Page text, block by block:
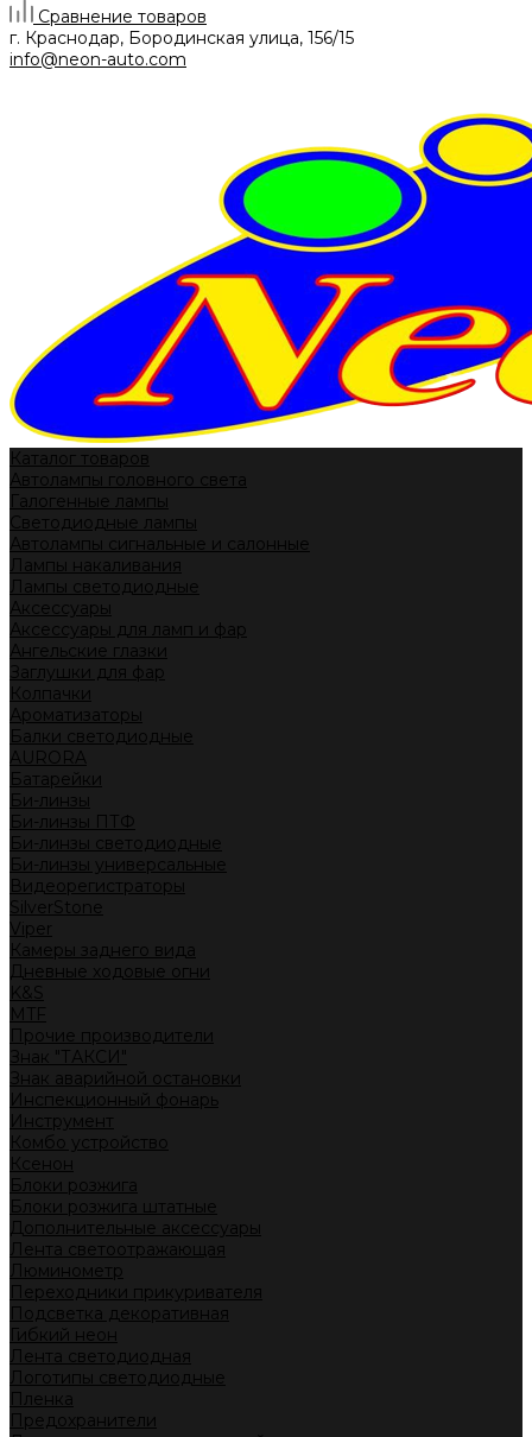
Сравнение товаров
г. Краснодар, Бородинская улица, 156/15
info@neon-auto.com
Каталог товаров
Автолампы головного света
Галогенные лампы
Светодиодные лампы
Автолампы сигнальные и салонные
Лампы накаливания
Лампы светодиодные
Аксессуары
Аксессуары для ламп и фар
Ангельские глазки
Заглушки для фар
Колпачки
Ароматизаторы
Балки светодиодные
AURORA
Батарейки
Би-линзы
Би-линзы ПТФ
Би-линзы светодиодные
Би-линзы универсальные
Видеорегистраторы
SilverStone
Viper
Камеры заднего вида
Дневные ходовые огни
K&S
MTF
Прочие производители
Знак "ТАКСИ"
Знак аварийной остановки
Инспекционный фонарь
Инструмент
Комбо устройство
Ксенон
Блоки розжига
Блоки розжига штатные
Дополнительные аксессуары
Лента светоотражающая
Люминометр
Переходники прикуривателя
Подсветка декоративная
Гибкий неон
Лента светодиодная
Логотипы светодиодные
Пленка
Предохранители